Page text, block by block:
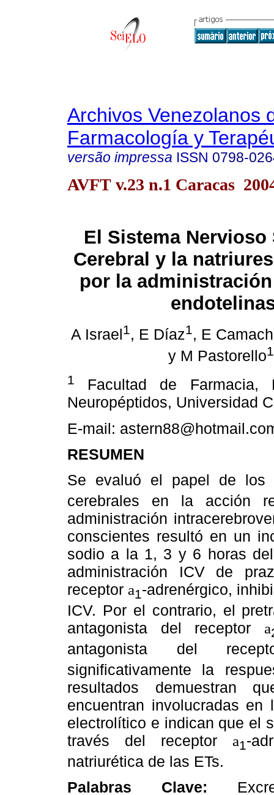
Archivos Venezolanos
Farmacología y
versão impressa ISSN 0798-
AVFT v.23 n.1 Caracas
El Sistema
Cerebral y la
por la
A Israel1, E Díaz1, E
y M Pastorello1
1
Facultad de Farmacia,
Neuropéptidos, Universidad
E-mail:
RESUMEN
Se evaluó el papel de los
cerebrales en la acción
administración
conscientes resultó en un
sodio a la 1, 3 y 6 horas
administración ICV de
receptor a1-adrenérgico,
ICV. Por el contrario, el
antagonista del receptor a
antagonista del
significativamente la
resultados demuestran
encuentran involucradas
electrolítico e indican que el
través del receptor a1-
natriurética de las ETs.
Palabras Clave: